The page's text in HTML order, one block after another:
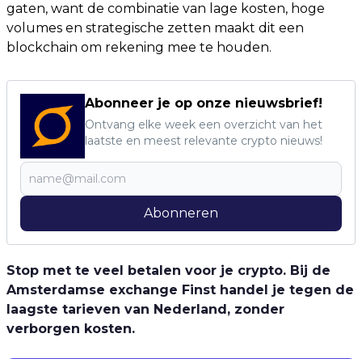
gaten, want de combinatie van lage kosten, hoge
volumes en strategische zetten maakt dit een
blockchain om rekening mee te houden.
Abonneer je op onze nieuwsbrief!
Ontvang elke week een overzicht van het
laatste en meest relevante crypto nieuws!
Abonneren
Stop met te veel betalen voor je crypto. Bij de
Amsterdamse exchange Finst handel je tegen de
laagste tarieven van Nederland, zonder
verborgen kosten.